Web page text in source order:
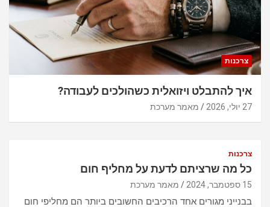
צרכנות
איך להתבלט ויזואלית כשהולכים לעבודה?
27 יולי, 2026 מאמר מערכת
צרכנות
כל מה שרציתם לדעת על מחליף חום
15 ספטמבר, 2024 מאמר מערכת
בבנייני מגורים אחד הרכיבים החשובים ביותר הם מחליפי חום